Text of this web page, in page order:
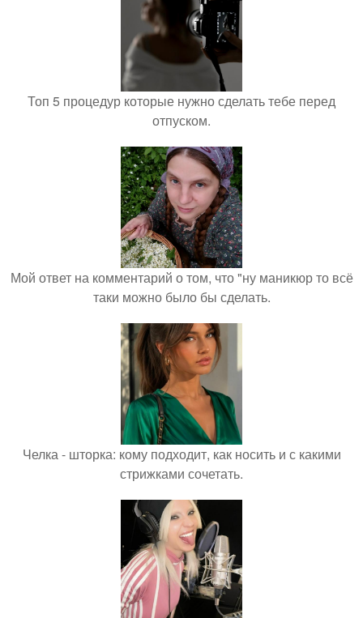
Топ 5 процедур которые нужно сделать тебе перед
отпуском.
Мой ответ на комментарий о том, что "ну маникюр то всё
таки можно было бы сделать.
Челка - шторка: кому подходит, как носить и с какими
стрижками сочетать.